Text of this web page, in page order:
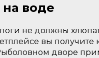
воде
не должны
вы получите
дворе